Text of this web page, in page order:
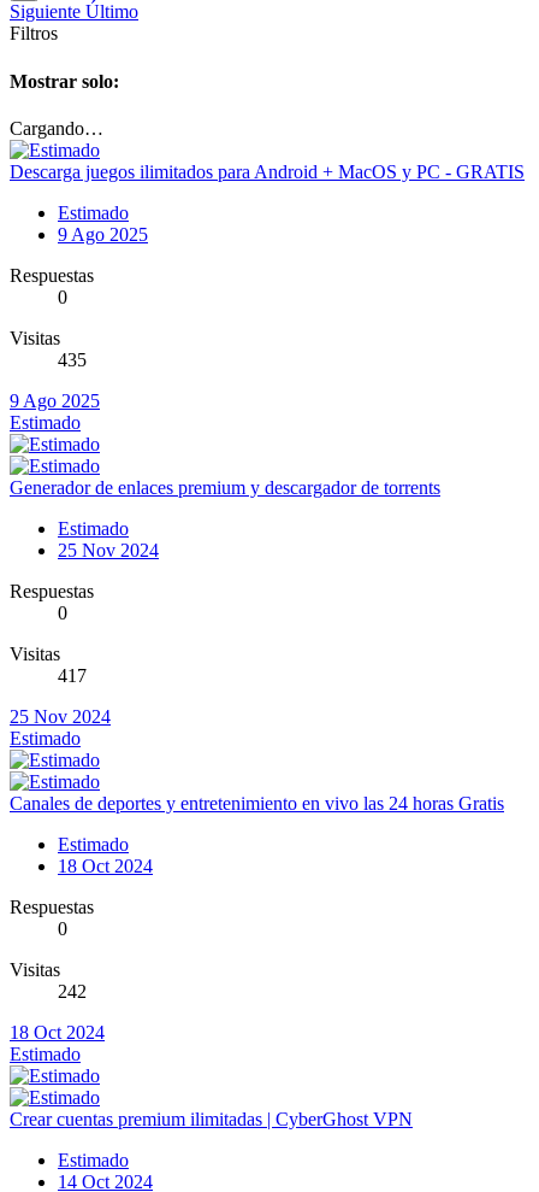
Siguiente Último
Filtros
Mostrar solo:
Cargando…
Descarga juegos ilimitados para Android + MacOS y PC - GRATIS
Estimado
9 Ago 2025
Respuestas
0
Visitas
435
9 Ago 2025
Estimado
Generador de enlaces premium y descargador de torrents
Estimado
25 Nov 2024
Respuestas
0
Visitas
417
25 Nov 2024
Estimado
Canales de deportes y entretenimiento en vivo las 24 horas Gratis
Estimado
18 Oct 2024
Respuestas
0
Visitas
242
18 Oct 2024
Estimado
Crear cuentas premium ilimitadas | CyberGhost VPN
Estimado
14 Oct 2024